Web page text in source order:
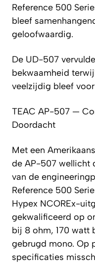
Reference 500
bleef
geloofwaardig.
De UD-507
bekwaamheid
veelzijdig bleef
TEAC AP-507 —
Doordacht
Met een
de AP-507 wellicht
van de
Reference 500
Hypex NCOREx-
gekwalificeerd op
bij 8 ohm, 170 watt
gebrugd mono. Op
specificaties